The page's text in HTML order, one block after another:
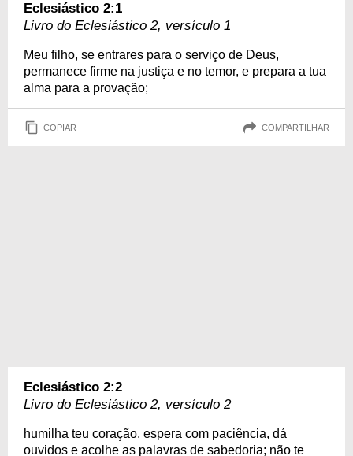
Eclesiástico 2:1
Livro do Eclesiástico 2, versículo 1
Meu filho, se entrares para o serviço de Deus,
permanece firme na justiça e no temor, e prepara a tua
alma para a provação;
COPIAR COMPARTILHAR
Eclesiástico 2:2
Livro do Eclesiástico 2, versículo 2
humilha teu coração, espera com paciência, dá
ouvidos e acolhe as palavras de sabedoria; não te